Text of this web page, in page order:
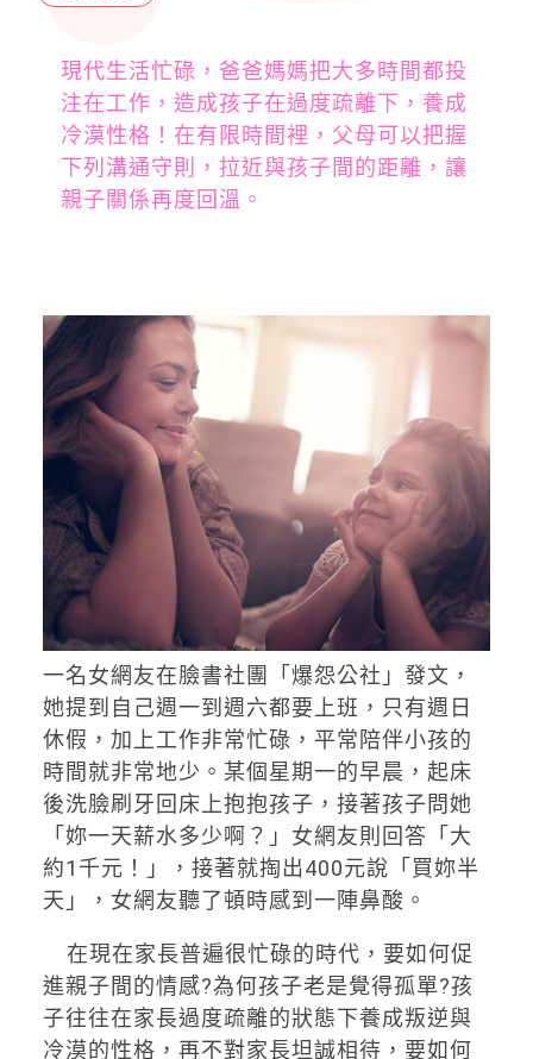
現代生活忙碌，爸爸媽媽把大多時間都投
注在工作，造成孩子在過度疏離下，養成
冷漠性格！在有限時間裡，父母可以把握
下列溝通守則，拉近與孩子間的距離，讓
親子關係再度回溫。
一名女網友在臉書社團「爆怨公社」發文，
她提到自己週一到週六都要上班，只有週日
休假，加上工作非常忙碌，平常陪伴小孩的
時間就非常地少。某個星期一的早晨，起床
後洗臉刷牙回床上抱抱孩子，接著孩子問她
「妳一天薪水多少啊？」女網友則回答「大
約1千元！」，接著就掏出400元說「買妳半
天」，女網友聽了頓時感到一陣鼻酸。
在現在家長普遍很忙碌的時代，要如何促
進親子間的情感?為何孩子老是覺得孤單?孩
子往往在家長過度疏離的狀態下養成叛逆與
冷漠的性格，再不對家長坦誠相待，要如何